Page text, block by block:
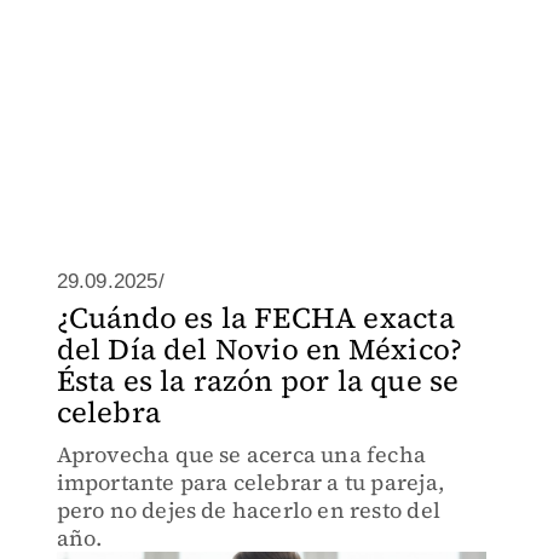
29.09.2025/
¿Cuándo es la FECHA exacta
del Día del Novio en México?
Ésta es la razón por la que se
celebra
Aprovecha que se acerca una fecha
importante para celebrar a tu pareja,
pero no dejes de hacerlo en resto del
año.